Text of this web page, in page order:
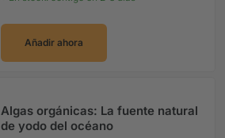
Añadir ahora
Algas orgánicas: La fuente natural
de yodo del océano